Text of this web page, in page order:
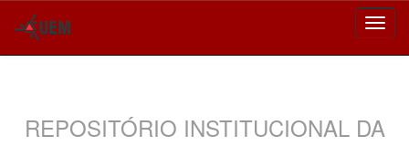
REPOSITÓRIO INSTITUCIONAL DA